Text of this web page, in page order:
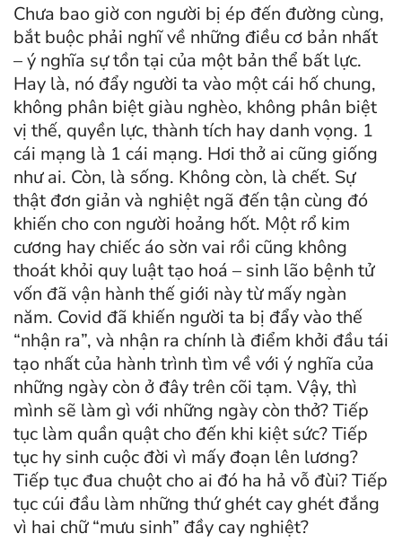
Chưa bao giờ con người bị ép đến đường cùng,
bắt buộc phải nghĩ về những điều cơ bản nhất
– ý nghĩa sự tồn tại của một bản thể bất lực.
Hay là, nó đẩy người ta vào một cái hố chung,
không phân biệt giàu nghèo, không phân biệt
vị thế, quyền lực, thành tích hay danh vọng. 1
cái mạng là 1 cái mạng. Hơi thở ai cũng giống
như ai. Còn, là sống. Không còn, là chết. Sự
thật đơn giản và nghiệt ngã đến tận cùng đó
khiến cho con người hoảng hốt. Một rổ kim
cương hay chiếc áo sờn vai rồi cũng không
thoát khỏi quy luật tạo hoá – sinh lão bệnh tử
vốn đã vận hành thế giới này từ mấy ngàn
năm. Covid đã khiến người ta bị đẩy vào thế
“nhận ra”, và nhận ra chính là điểm khởi đầu tái
tạo nhất của hành trình tìm về với ý nghĩa của
những ngày còn ở đây trên cõi tạm. Vậy, thì
mình sẽ làm gì với những ngày còn thở? Tiếp
tục làm quần quật cho đến khi kiệt sức? Tiếp
tục hy sinh cuộc đời vì mấy đoạn lên lương?
Tiếp tục đua chuột cho ai đó ha hả vỗ đùi? Tiếp
tục cúi đầu làm những thứ ghét cay ghét đắng
vì hai chữ “mưu sinh” đầy cay nghiệt?